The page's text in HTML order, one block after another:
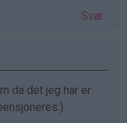
Svar
da det jeg har er